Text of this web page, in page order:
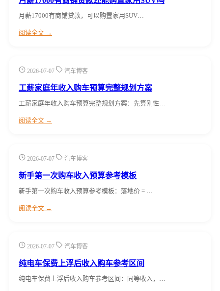
月薪17000有商铺贷款，可以购置家用SUV…
阅读全文 →
2026-07-07 汽车博客
工薪家庭年收入购车预算完整规划方案
工薪家庭年收入购车预算完整规划方案：先算刚性…
阅读全文 →
2026-07-07 汽车博客
新手第一次购车收入预算参考模板
新手第一次购车收入预算参考模板：落地价 = …
阅读全文 →
2026-07-07 汽车博客
纯电车保费上浮后收入购车参考区间
纯电车保费上浮后收入购车参考区间：同等收入，…